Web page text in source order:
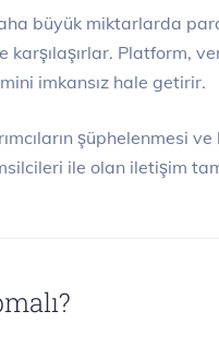
büyük miktarlarda
Platform,
imkansız hale getirir.
şüphelenmesi
ile olan iletişim